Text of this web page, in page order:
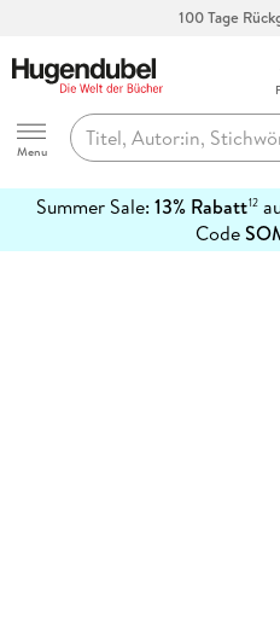
100 Tage
Hugendubel
Menu
Summer Sale: 13% Rabatt12
Code
erfahren